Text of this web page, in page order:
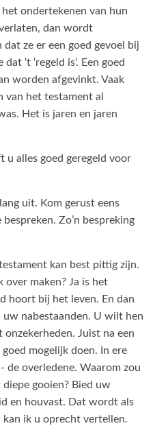
ondertekenen van hun
dan wordt
ze er een goed gevoel bij
‘t ‘regeld is’. Een goed
worden afgevinkt. Vaak
van het testament al
Het is jaren en jaren
u alles goed geregeld voor
uit. Kom gerust eens
Zo’n bespreking
kan best pittig zijn.
over maken? Ja is het
hoort bij het leven. En dan
uw nabestaanden. U wilt hen
Juist na een
mogelijk doen. In ere
de overledene. Waarom zou
gooien? Bied uw
en houvast. Dat wordt als
kan ik u oprecht vertellen.